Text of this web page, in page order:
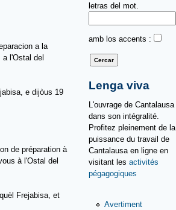
a la
l'Ostal del
e dijòus 19
de préparation à
à l'Ostal del
Frejabisa, et
letras del mot.
amb los accents :
Lenga viva
L'ouvrage de Cantalausa
dans son intégralité.
Profitez pleinement de la
puissance du travail de
Cantalausa en ligne en
visitant les activités
pégagogiques
Avertiment